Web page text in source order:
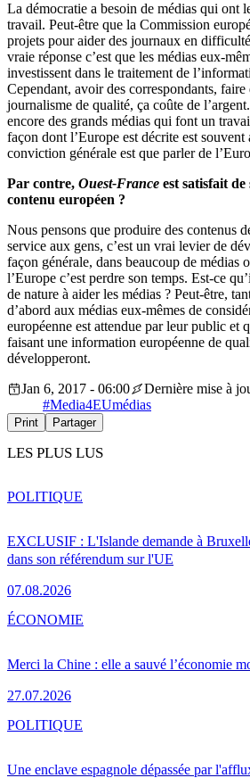
La démocratie a besoin de médias qui ont
travail. Peut-être que la Commission
projets pour aider des journaux en
vraie réponse c’est que les médias eux-
investissent dans le traitement de
Cependant, avoir des correspondants,
journalisme de qualité, ça coûte de
encore des grands médias qui font un
façon dont l’Europe est décrite est souvent
conviction générale est que parler de
Par contre, Ouest-France est satisfait
contenu européen ?
Nous pensons que produire des contenus
service aux gens, c’est un vrai levier de
façon générale, dans beaucoup de médias
l’Europe c’est perdre son temps. Est-ce
de nature à aider les médias ? Peut-être,
d’abord aux médias eux-mêmes de
européenne est attendue par leur public et
faisant une information européenne de
développeront.
Jan 6, 2017 - 06:00
Dernière mise à
#Media4EUmédias
Print Partager
LES PLUS LUS
EXCLUSIF : L'Islande demande à
dans son référendum sur l'UE
07.08.2026
POLITIQUE
Merci la Chine : elle a sauvé l’économie
27.07.2026
ÉCONOMIE
Une enclave espagnole dépassée par
POLITIQUE